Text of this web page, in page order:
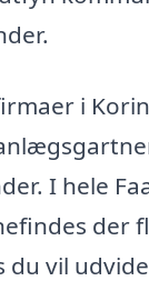
i
I hele
der
du vil